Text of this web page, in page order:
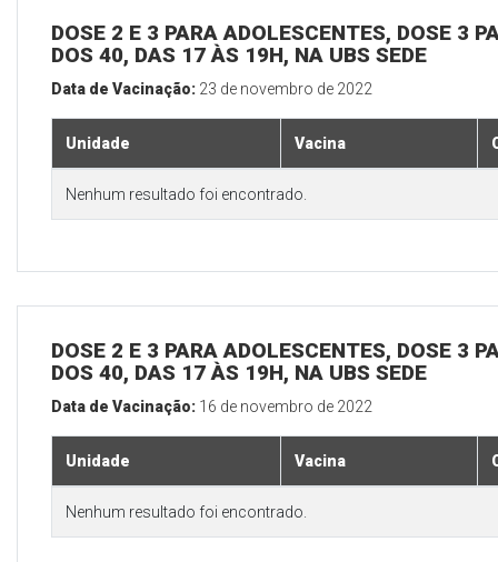
DOSE 2 E 3 PARA ADOLESCENTES, DOSE 3
DOS 40, DAS 17 ÀS 19H, NA UBS SEDE
Data de Vacinação: 23 de novembro de 2022
Unidade Vacina
Nenhum resultado foi encontrado.
DOSE 2 E 3 PARA ADOLESCENTES, DOSE 3
DOS 40, DAS 17 ÀS 19H, NA UBS SEDE
Data de Vacinação: 16 de novembro de 2022
Unidade Vacina
Nenhum resultado foi encontrado.